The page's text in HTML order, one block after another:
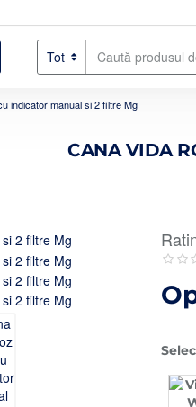
Tot
Caută
produsul
CANA VIDA
indicator manual si 2 filtre Mg